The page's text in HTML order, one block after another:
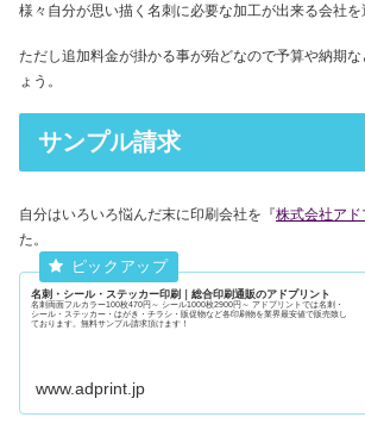
様々自分が思い描く名刺に必要な加工が出来る会社を
ただし追加料金が掛かる事が殆どなので予算や納期
ょう。
サンプル請求
自分はいろいろ悩んだ末に印刷会社を『株式会社アド
た。
名刺・シール・ステッカー印刷｜総合印刷通販のアドプリント
名刺両面フルカラー100枚470円～ シール1000枚2900円～ アドプリントでは名刺・
シール・ステッカー・はがき・チラシ・販促物など各印刷物を業界最安値で販売致し
ております。無料サンプル請求頂けます！
www.adprint.jp